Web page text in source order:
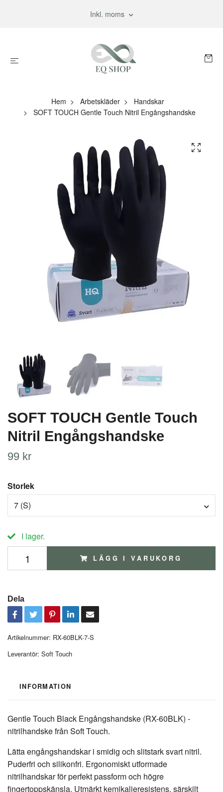
Inkl. moms
Hem Arbetskläder
Handskar
SOFT TOUCH Gentle Touch Nitril Engångshandske
SOFT TOUCH Gentle Touch
Nitril Engångshandske
99 kr
Storlek
7 (S)
I lager.
LÄGG I VARUKORG
Dela
Artikelnummer: RX-60BLK-7-S
Leverantör: Soft Touch
INFORMATION
Gentle Touch Black Engångshandske (RX-60BLK) -
nitrilhandske från Soft Touch.
Lätta engångshandskar i smidig och slitstark svart nitril.
Puderfri och silikonfri. Ergonomiskt utformade
nitrilhandskar för perfekt passform och högre
fingertoppskänsla. Utmärkt kemikalieresistens, särskilt